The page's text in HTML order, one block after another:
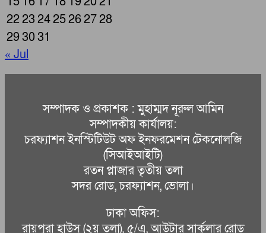
22232425262728
293031
« Jul
সম্পাদক ও প্রকাশক : মুহাম্মদ নূরুল আমিন
সম্পাদকীয় কার্যালয়:
চরফ্যাশন ইনস্টিটিউট অফ ইনফরমেশন টেকনোলজি
(সিআইআইটি)
রতন প্লাজার তৃতীয় তলা
সদর রোড, চরফ্যাশন, ভোলা।
ঢাকা অফিস:
রায়পুরা হাউস (২য় তলা), ৫/এ, আউটার সার্কুলার রোড